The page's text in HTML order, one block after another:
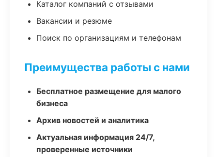
Каталог компаний с отзывами
Вакансии и резюме
Поиск по организациям и телефонам
Преимущества работы с нами
Бесплатное размещение для малого
бизнеса
Архив новостей и аналитика
Актуальная информация 24/7,
проверенные источники